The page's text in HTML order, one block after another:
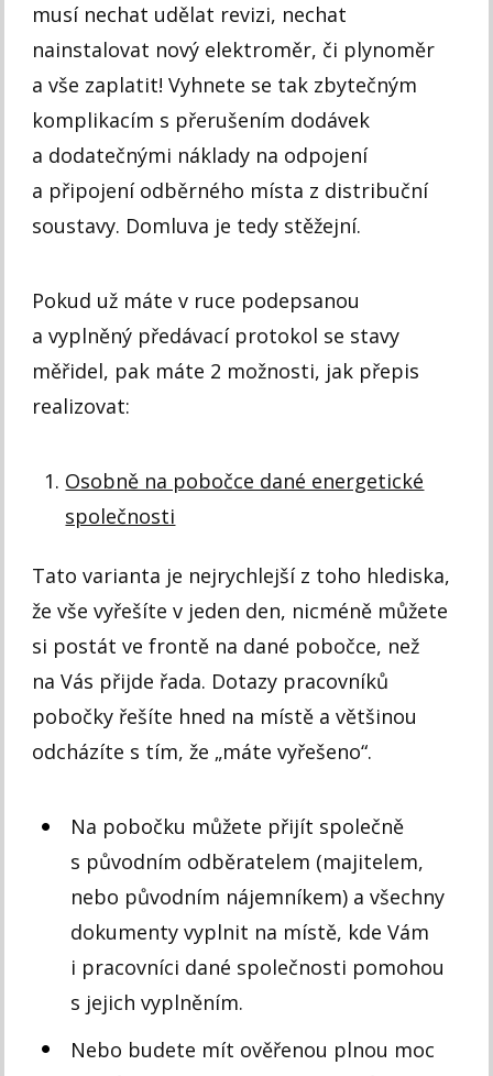
musí nechat udělat revizi, nechat
nainstalovat nový elektroměr, či plynoměr
a vše zaplatit! Vyhnete se tak zbytečným
komplikacím s přerušením dodávek
a dodatečnými náklady na odpojení
a připojení odběrného místa z distribuční
soustavy. Domluva je tedy stěžejní.
Pokud už máte v ruce podepsanou
a vyplněný předávací protokol se stavy
měřidel, pak máte 2 možnosti, jak přepis
realizovat:
Osobně na pobočce dané energetické
společnosti
Tato varianta je nejrychlejší z toho hlediska,
že vše vyřešíte v jeden den, nicméně můžete
si postát ve frontě na dané pobočce, než
na Vás přijde řada. Dotazy pracovníků
pobočky řešíte hned na místě a většinou
odcházíte s tím, že „máte vyřešeno“.
Na pobočku můžete přijít společně
s původním odběratelem (majitelem,
nebo původním nájemníkem) a všechny
dokumenty vyplnit na místě, kde Vám
i pracovníci dané společnosti pomohou
s jejich vyplněním.
Nebo budete mít ověřenou plnou moc